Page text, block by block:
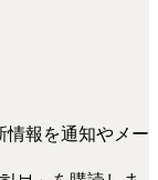
情報を通知やメー